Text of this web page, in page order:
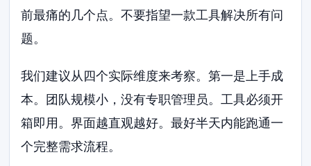
前最痛的几个点。不要指望一款工具解决所有问
题。
我们建议从四个实际维度来考察。第一是上手成
本。团队规模小，没有专职管理员。工具必须开
箱即用。界面越直观越好。最好半天内能跑通一
个完整需求流程。